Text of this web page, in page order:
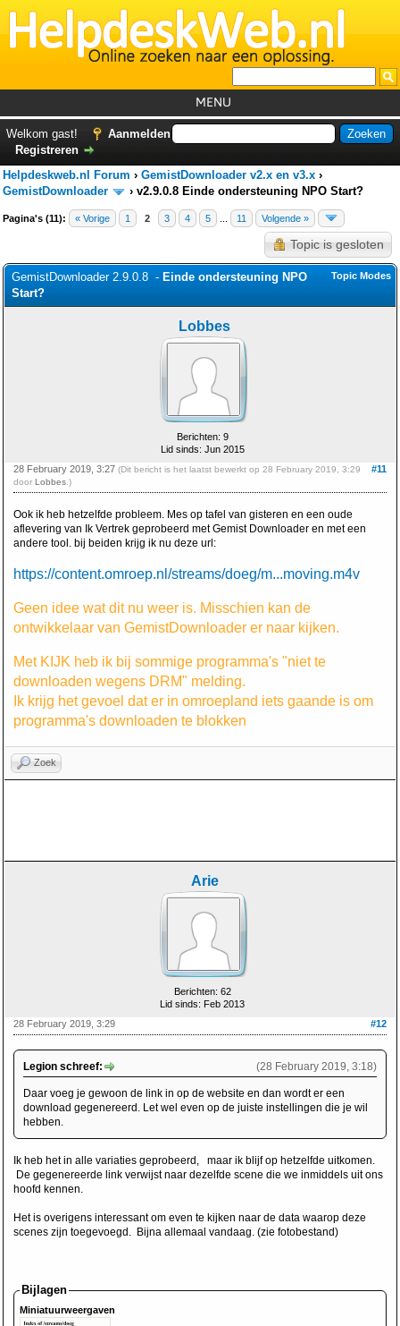
MENU
Foutcodes
Helpdesks
Forum
Welkom gast!
Aanmelden
Registreren
Helpdeskweb.nl Forum › GemistDownloader v2.x en v3.x ›
GemistDownloader
› v2.9.0.8 Einde ondersteuning NPO Start?
Pagina's (11): « Vorige 1 2 3 4 5 11 Volgende »
Topic is gesloten
Topic Modes
GemistDownloader 2.9.0.8 - Einde ondersteuning NPO
Start?
Lobbes
Berichten: 9
Lid sinds: Jun 2015
#11
28 February 2019, 3:27 (Dit bericht is het laatst bewerkt op 28 February 2019, 3:29
door Lobbes .)
Ook ik heb hetzelfde probleem. Mes op tafel van gisteren en een oude
aflevering van Ik Vertrek geprobeerd met Gemist Downloader en met een
andere tool. bij beiden krijg ik nu deze url:
https://content.omroep.nl/streams/doeg/m...moving.m4v
Geen idee wat dit nu weer is. Misschien kan de
ontwikkelaar van GemistDownloader er naar kijken.
Met KIJK heb ik bij sommige programma's "niet te
downloaden wegens DRM" melding.
Ik krijg het gevoel dat er in omroepland iets gaande is om
programma's downloaden te blokken
Zoek
Arie
Berichten: 62
Lid sinds: Feb 2013
#12
28 February 2019, 3:29
(28 February 2019, 3:18)
Legion schreef:
Daar voeg je gewoon de link in op de website en dan wordt er een
download gegenereerd. Let wel even op de juiste instellingen die je wil
hebben.
Ik heb het in alle variaties geprobeerd, maar ik blijf op hetzelfde uitkomen.
De gegenereerde link verwijst naar dezelfde scene die we inmiddels uit ons
hoofd kennen.
Het is overigens interessant om even te kijken naar de data waarop deze
scenes zijn toegevoegd. Bijna allemaal vandaag. (zie fotobestand)
Bijlagen
Miniatuurweergaven